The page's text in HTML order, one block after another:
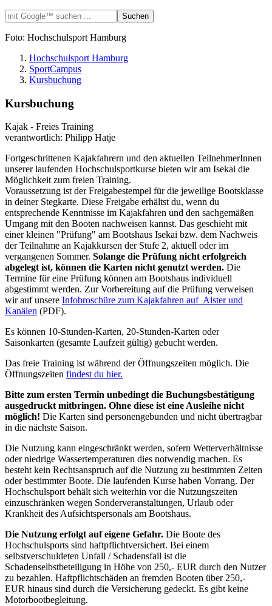
Foto: Hochschulsport Hamburg
Hochschulsport Hamburg
SportCampus
Kursbuchung
Kursbuchung
Kajak - Freies Training
verantwortlich: Philipp Hatje
Fortgeschrittenen Kajakfahrern und den aktuellen TeilnehmerInnen
unserer laufenden Hochschulsportkurse bieten wir am Isekai die
Möglichkeit zum freien Training.
Voraussetzung ist der Freigabestempel für die jeweilige Bootsklasse
in deiner Stegkarte. Diese Freigabe erhältst du, wenn du
entsprechende Kenntnisse im Kajakfahren und den sachgemäßen
Umgang mit den Booten nachweisen kannst. Das geschieht mit
einer kleinen "Prüfung" am Bootshaus Isekai bzw. dem Nachweis
der Teilnahme an Kajakkursen der Stufe 2, aktuell oder im
vergangenen Sommer. Solange die Prüfung nicht erfolgreich
abgelegt ist, können die Karten nicht genutzt werden. Die
Termine für eine Prüfung können am Bootshaus individuell
abgestimmt werden. Zur Vorbereitung auf die Prüfung verweisen
wir auf unsere Infobroschüre zum Kajakfahren auf Alster und
Kanälen (PDF).
Es können 10-Stunden-Karten, 20-Stunden-Karten oder
Saisonkarten (gesamte Laufzeit gültig) gebucht werden.
Das freie Training ist während der Öffnungszeiten möglich. Die
Öffnungszeiten findest du hier.
Bitte zum ersten Termin unbedingt die Buchungsbestätigung
ausgedruckt mitbringen. Ohne diese ist eine Ausleihe nicht
möglich! Die Karten sind personengebunden und nicht übertragbar
in die nächste Saison.
Die Nutzung kann eingeschränkt werden, sofern Wetterverhältnisse
oder niedrige Wassertemperaturen dies notwendig machen. Es
besteht kein Rechtsanspruch auf die Nutzung zu bestimmten Zeiten
oder bestimmter Boote. Die laufenden Kurse haben Vorrang. Der
Hochschulsport behält sich weiterhin vor die Nutzungszeiten
einzuschränken wegen Sonderveranstaltungen, Urlaub oder
Krankheit des Aufsichtspersonals am Bootshaus.
Die Nutzung erfolgt auf eigene Gefahr. Die Boote des
Hochschulsports sind haftpflichtversichert. Bei einem
selbstverschuldeten Unfall / Schadensfall ist die
Schadenselbstbeteiligung in Höhe von 250,- EUR durch den Nutzer
zu bezahlen. Haftpflichtschäden an fremden Booten über 250,-
EUR hinaus sind durch die Versicherung gedeckt. Es gibt keine
Motorbootbegleitung.